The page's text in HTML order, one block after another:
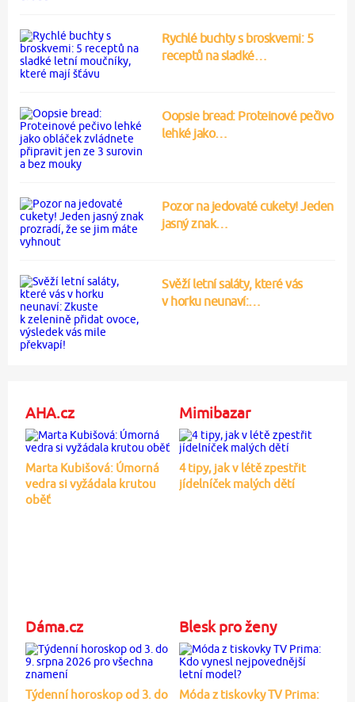
Rychlé buchty s broskvemi: 5
receptů na sladké…
Oopsie bread: Proteinové pečivo
lehké jako…
Pozor na jedovaté cukety! Jeden
jasný znak…
Svěží letní saláty, které vás
v horku neunaví:…
AHA.cz
Marta Kubišová: Úmorná
vedra si vyžádala krutou
oběť
Mimibazar
4 tipy, jak v létě zpestřit
jídelníček malých dětí
Dáma.cz
Týdenní horoskop od 3. do
Blesk pro ženy
Móda z tiskovky TV Prima: